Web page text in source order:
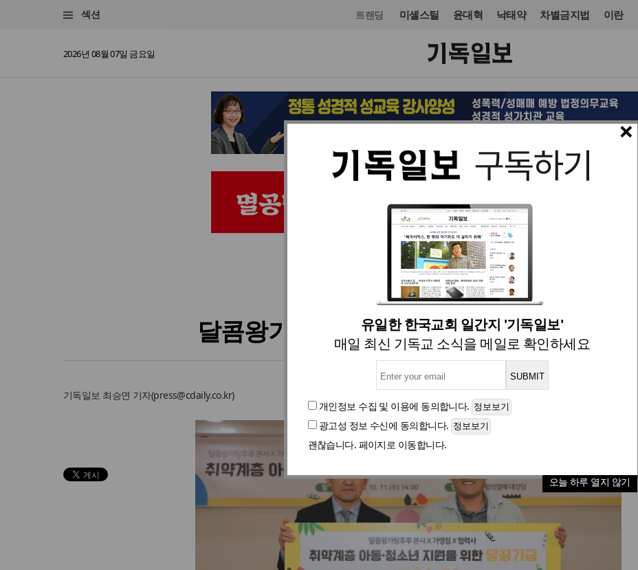
섹션 트랜딩 미셸스틸 윤대혁 낙태약 차별금지법 이란
2026년 08월 07일 금요일
×
유일한 한국교회 일간지 '기독일보'
매일 최신 기독교 소식을 메일로 확인하세요
개인정보 수집 및 이용에 동의합니다.
광고성 정보 수신에 동의합니다.
괜찮습니다. 페이지로 이동합니다.
오늘 하루 열지 않기
교단/단체 NGO 입력 2023. 11. 22 17:06
달콤왕가탕후루, 사랑의열매에 기부금 15
기독일보 최승연 기자(press@cdaily.co.kr)